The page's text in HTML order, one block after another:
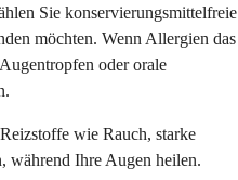
Sie konservierungsmittelfreie
möchten. Wenn Allergien das
oder orale
wie Rauch, starke
während Ihre Augen heilen.